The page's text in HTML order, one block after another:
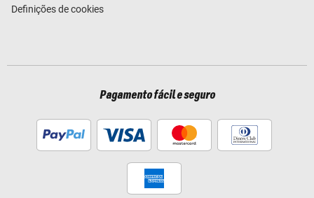
Definições de cookies
Pagamento fácil e seguro